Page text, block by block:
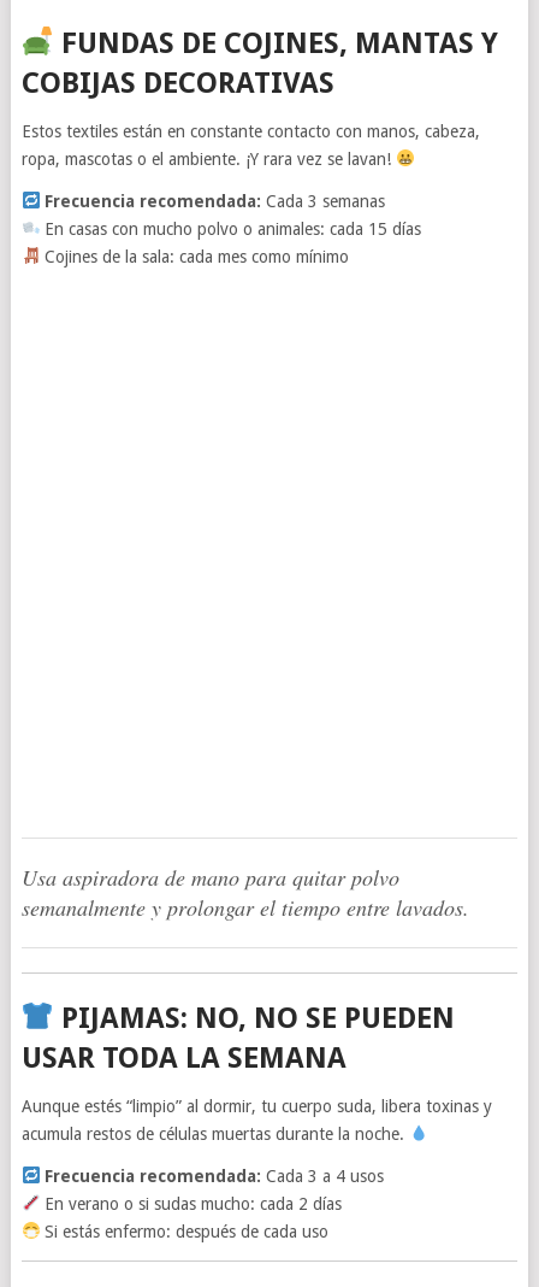
FUNDAS DE COJINES, MANTAS Y
COBIJAS DECORATIVAS
Estos textiles están en constante contacto con manos, cabeza,
ropa, mascotas o el ambiente. ¡Y rara vez se lavan!
Frecuencia recomendada: Cada 3 semanas
En casas con mucho polvo o animales: cada 15 días
Cojines de la sala: cada mes como mínimo
Usa aspiradora de mano para quitar polvo
semanalmente y prolongar el tiempo entre lavados.
PIJAMAS: NO, NO SE PUEDEN
USAR TODA LA SEMANA
Aunque estés “limpio” al dormir, tu cuerpo suda, libera toxinas y
acumula restos de células muertas durante la noche.
Frecuencia recomendada: Cada 3 a 4 usos
En verano o si sudas mucho: cada 2 días
Si estás enfermo: después de cada uso